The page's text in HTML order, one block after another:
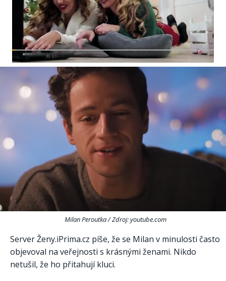
Milan Peroutka / Zdroj: youtube.com
Server Ženy.iPrima.cz píše, že se Milan v minulosti často
objevoval na veřejnosti s krásnými ženami. Nikdo
netušil, že ho přitahují kluci.